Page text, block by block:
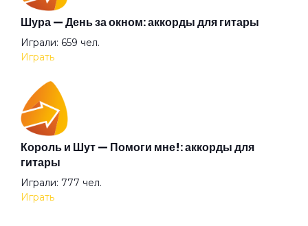
Валентин Стрыкало — Gay porn: аккорды для
гитары
Перейти
Аккорды для начинающих играть на гитаре —
легкие и простые песни на гитаре
Просмотров: 23266 чел.
Перейти
Шура — День за окном: аккорды для гитары
Играли: 659 чел.
Играть
Король и Шут — Помоги мне!: аккорды для
гитары
Играли: 777 чел.
Играть